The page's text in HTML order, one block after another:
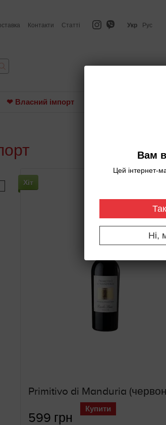
Контакти Статті Укр
Рус
❤ Власний імпорт Ігристе
Хіт
599 грн
Купити
Вам
Цей інтернет-
Ні,